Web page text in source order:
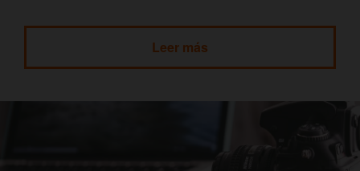
Leer más